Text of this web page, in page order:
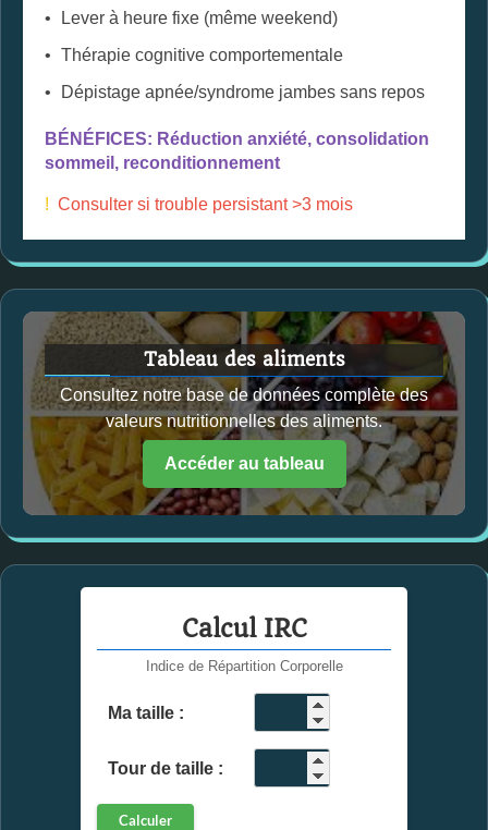
Lever à heure fixe (même weekend)
Thérapie cognitive comportementale
Dépistage apnée/syndrome jambes sans repos
BÉNÉFICES: Réduction anxiété, consolidation
sommeil, reconditionnement
! Consulter si trouble persistant >3 mois
Tableau des aliments
Consultez notre base de données complète des
valeurs nutritionnelles des aliments.
Accéder au tableau
Calcul IRC
Indice de Répartition Corporelle
Ma taille :
Tour de taille :
Calculer